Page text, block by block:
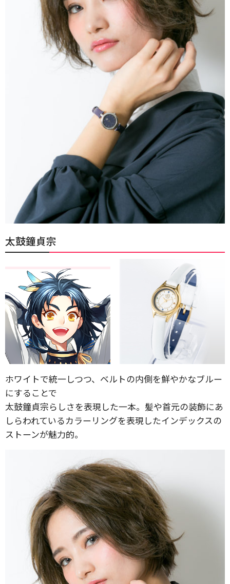
太鼓鐘貞宗
ホワイトで統一しつつ、ベルトの内側を鮮やかなブルー
にすることで
太鼓鐘貞宗らしさを表現した一本。髪や首元の装飾にあ
しらわれているカラーリングを表現したインデックスの
ストーンが魅力的。